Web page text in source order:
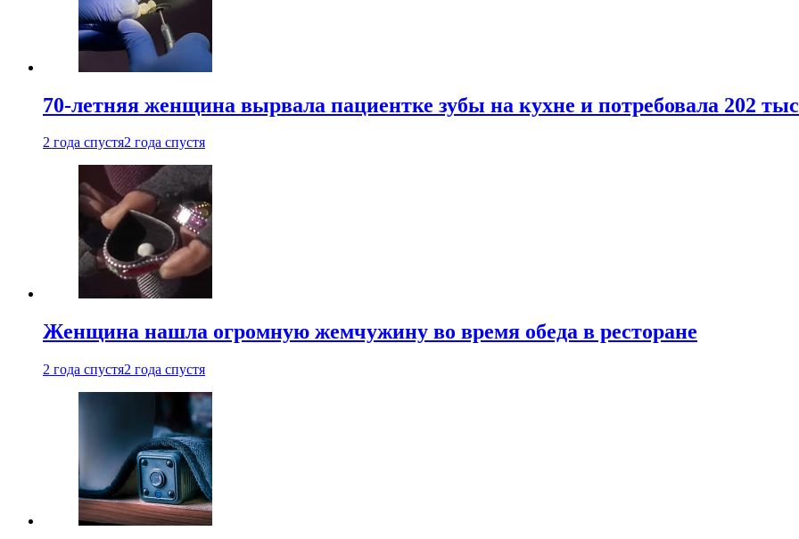
70-летняя женщина вырвала пациентке зубы на кухне и потребовала 202
2 года спустя2 года спустя
Женщина нашла огромную жемчужину во время обеда в ресторане
2 года спустя2 года спустя